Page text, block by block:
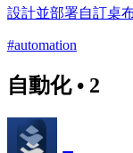
設計並部署自訂桌
#automation
自動化• 2